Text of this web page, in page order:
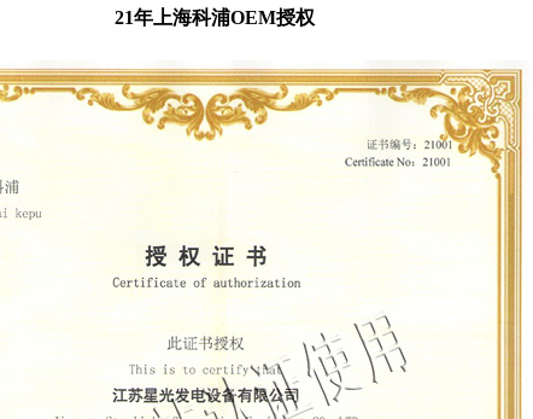
21年上海科浦OEM授权